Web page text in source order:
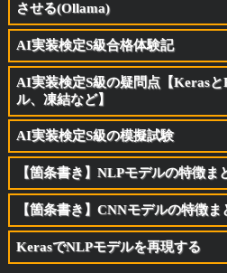
させる(Ollama)
AI実装検定S級合格体験記
AI実装検定S級の疑問点【Keras
ル、凍結など】
AI実装検定S級の模擬試験
【箇条書き】NLPモデルの特徴ま
【箇条書き】CNNモデルの特徴ま
KerasでNLPモデルを再現する